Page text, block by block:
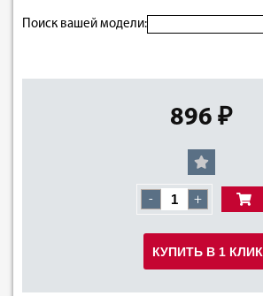
Поиск вашей модели:
896 ₽
- +
КУПИТЬ В 1 КЛИК